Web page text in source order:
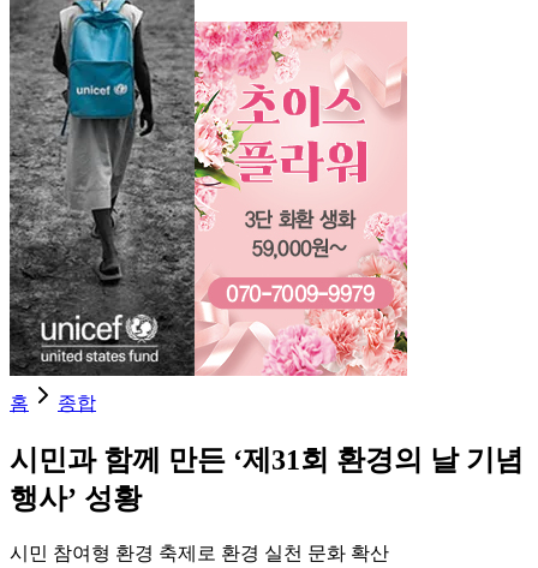
홈 종합
시민과 함께 만든 ‘제31회 환경의 날 기념
행사’ 성황
시민 참여형 환경 축제로 환경 실천 문화 확산